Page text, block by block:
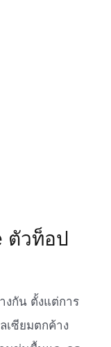
ตัวท็อป
งกัน ตั้งแต่การ
เซียมตกค้าง